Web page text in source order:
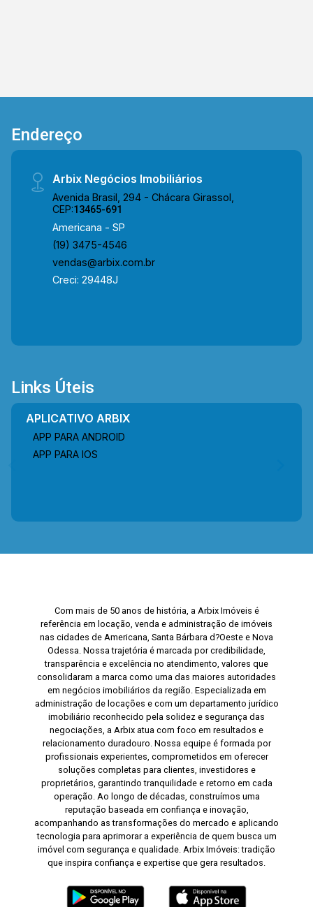
Endereço
Arbix Negócios Imobiliários
Avenida Brasil, 294 - Chácara Girassol,
CEP:13465-691
Americana - SP
(19) 3475-4546
vendas@arbix.com.br
Creci: 29448J
Links Úteis
APLICATIVO ARBIX
APP PARA ANDROID
APP PARA IOS
Com mais de 50 anos de história, a Arbix Imóveis é
referência em locação, venda e administração de imóveis
nas cidades de Americana, Santa Bárbara d?Oeste e Nova
Odessa. Nossa trajetória é marcada por credibilidade,
transparência e excelência no atendimento, valores que
consolidaram a marca como uma das maiores autoridades
em negócios imobiliários da região. Especializada em
administração de locações e com um departamento jurídico
imobiliário reconhecido pela solidez e segurança das
negociações, a Arbix atua com foco em resultados e
relacionamento duradouro. Nossa equipe é formada por
profissionais experientes, comprometidos em oferecer
soluções completas para clientes, investidores e
proprietários, garantindo tranquilidade e retorno em cada
operação. Ao longo de décadas, construímos uma
reputação baseada em confiança e inovação,
acompanhando as transformações do mercado e aplicando
tecnologia para aprimorar a experiência de quem busca um
imóvel com segurança e qualidade. Arbix Imóveis: tradição
que inspira confiança e expertise que gera resultados.